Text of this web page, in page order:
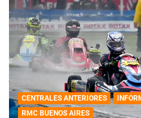
CENTRALES ANTERIORES
RMC BUENOS AIRES